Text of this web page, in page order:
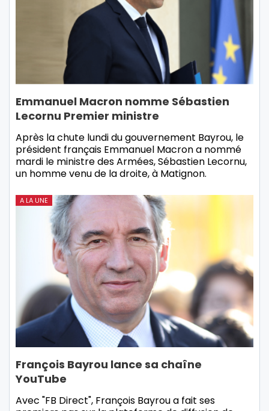
Emmanuel Macron nomme Sébastien
Lecornu Premier ministre
Après la chute lundi du gouvernement Bayrou, le
président français Emmanuel Macron a nommé
mardi le ministre des Armées, Sébastien Lecornu,
un homme venu de la droite, à Matignon.
A LA UNE
François Bayrou lance sa chaîne
YouTube
Avec "FB Direct", François Bayrou a fait ses